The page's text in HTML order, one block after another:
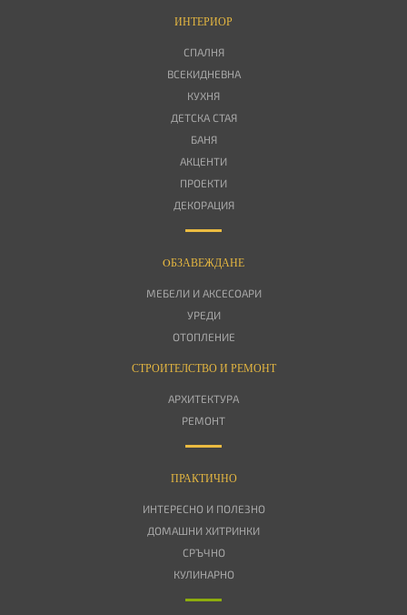
ИНТЕРИОР
СПАЛНЯ
ВСЕКИДНЕВНА
КУХНЯ
ДЕТСКА СТАЯ
БАНЯ
АКЦЕНТИ
ПРОЕКТИ
ДЕКОРАЦИЯ
OБЗАВЕЖДАНЕ
МЕБЕЛИ И АКСЕСОАРИ
УРЕДИ
ОТОПЛЕНИЕ
СТРОИТЕЛСТВО И РЕМОНТ
АРХИТЕКТУРА
РЕМОНТ
ПРАКТИЧНО
ИНТЕРЕСНО И ПОЛЕЗНО
ДОМАШНИ ХИТРИНКИ
СРЪЧНО
КУЛИНАРНО